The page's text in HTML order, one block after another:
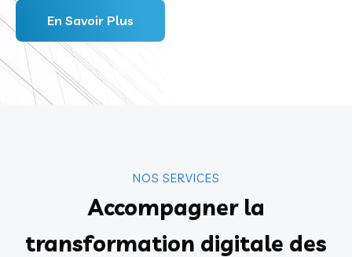
En Savoir Plus
NOS SERVICES
Accompagner la
transformation digitale des